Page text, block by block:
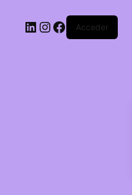
LinkedIn
Instagram
Facebook
Acceder